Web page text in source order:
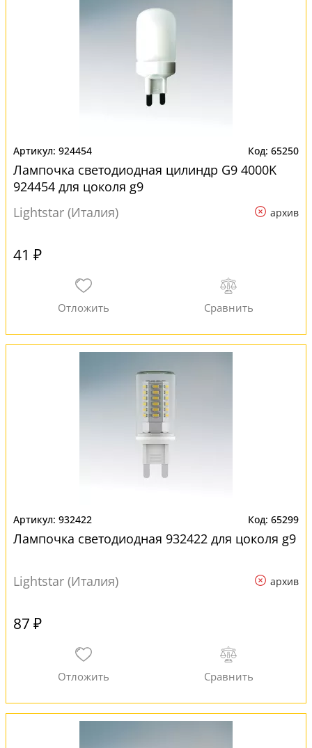
924454 65250
Лампочка светодиодная цилиндр G9 4000K
924454 для цоколя g9
Lightstar (Италия)
архив
41 ₽
932422 65299
Лампочка светодиодная 932422 для цоколя g9
Lightstar (Италия) архив
87 ₽